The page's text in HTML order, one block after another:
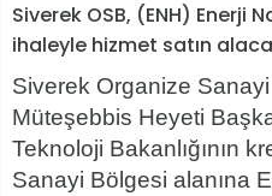
Siverek OSB, (ENH) Enerji
ihaleyle hizmet satın
Siverek Organize
Müteşebbis Heyeti
Teknoloji Bakanlığının
Sanayi Bölgesi alanına